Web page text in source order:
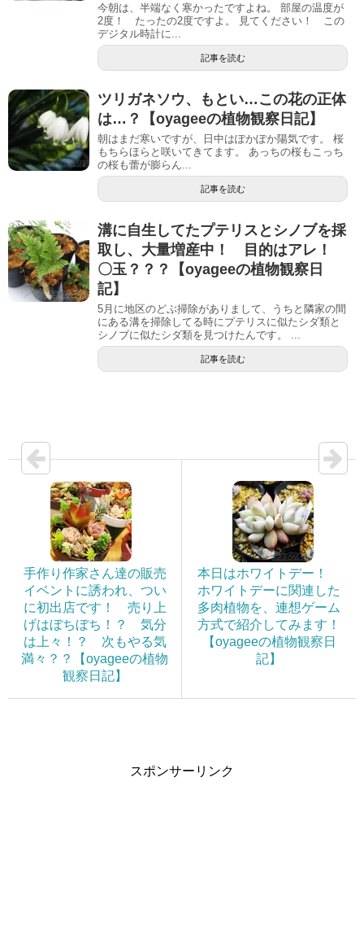
今朝は、半端なく寒かったですよね。 部屋の温度が
2度！ たったの2度ですよ。 見てください！ この
デジタル時計に...
記事を読む
ツリガネソウ、もとい…この花の正体
は…？【oyageeの植物観察日記】
朝はまだ寒いですが、日中はぽかぽか陽気です。 桜
もちらほらと咲いてきてます。 あっちの桜もこっち
の桜も蕾が膨らん...
記事を読む
溝に自生してたプテリスとシノブを採
取し、大量増産中！ 目的はアレ！
〇玉？？？【oyageeの植物観察日
記】
5月に地区のどぶ掃除がありまして、うちと隣家の間
にある溝を掃除してる時にプテリスに似たシダ類と
シノブに似たシダ類を見つけたんです。 ...
記事を読む
手作り作家さん達の販売
イベントに誘われ、つい
に初出店です！ 売り上
げはぼちぼち！？ 気分
は上々！？ 次もやる気
満々？？【oyageeの植物
観察日記】
本日はホワイトデー！
ホワイトデーに関連した
多肉植物を、連想ゲーム
方式で紹介してみます！
【oyageeの植物観察日
記】
スポンサーリンク